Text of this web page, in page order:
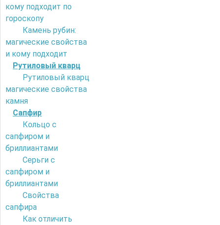
кому подходит по
гороскопу
Камень рубин:
магические свойства
и кому подходит
Рутиловый кварц
Рутиловый кварц
магические свойства
камня
Сапфир
Кольцо с
сапфиром и
бриллиантами
Серьги с
сапфиром и
бриллиантами
Свойства
сапфира
Как отличить